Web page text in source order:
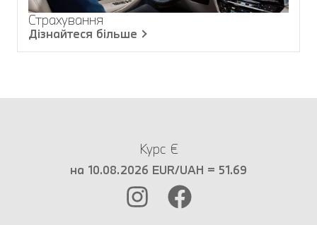
Страхування
Дізнайтеся більше
Курс €
на 10.08.2026 EUR/UAH = 51.69